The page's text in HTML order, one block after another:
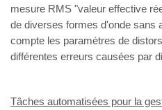
mesure RMS "valeur effective
de diverses formes d'onde sans
compte les paramètres de
différentes erreurs causées par
Tâches automatisées pour la